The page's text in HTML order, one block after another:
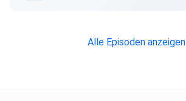
Alle Episoden anzeigen